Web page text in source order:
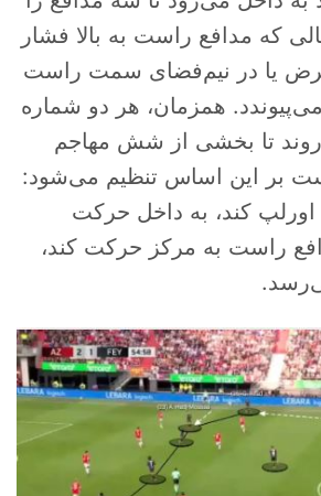
که مدافع راست به بالا فشار
یا در نیم‌فضای سمت راست
همزمان، هر دو شماره
تا بخشی از شش مهاجم
بر این اساس تنظیم می‌شود:
کند، به داخل حرکت
راست به مرکز حرکت کند،